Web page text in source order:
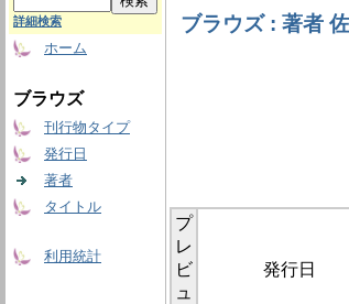
詳細検索
ホーム
ブラウズ
刊行物タイプ
発行日
著者
タイトル
利用統計
ブラウズ : 著者
プ
レ
ビ
ュ
発行日